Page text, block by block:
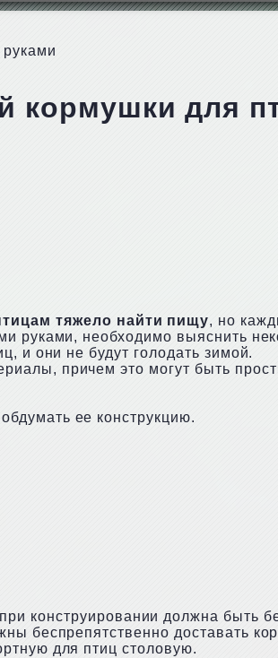
кормушки для
тяжело найти пищу, но
руками, необходимо выяснить
и они не будут голодать зимой.
причем это могут быть
ее конструкцию.
конструировании должна быть
беспрепятственно доставать
для птиц столовую.